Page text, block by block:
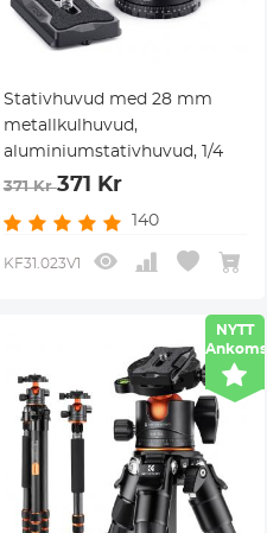
Stativhuvud med 28 mm
metallkulhuvud,
aluminiumstativhuvud, 1/4
371 Kr371 Kr
140
KF31.023V1
NYTT
Ankomst